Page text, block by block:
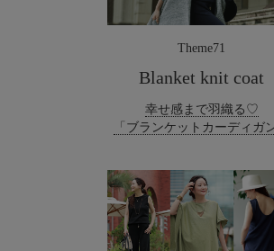
Theme71
Blanket knit coat
幸せ感まで羽織る♡
「ブランケットカーディガン